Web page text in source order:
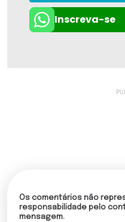
Inscreva-se
Os comentários não
responsabilidade pelo
mensagem.